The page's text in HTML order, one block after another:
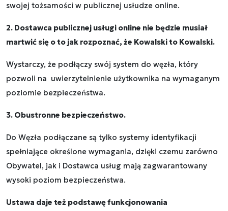
swojej tożsamości w publicznej usłudze online.
2. Dostawca publicznej usługi online nie będzie musiał
martwić się o to jak rozpoznać, że Kowalski to Kowalski.
Wystarczy, że podłączy swój system do węzła, który
pozwoli na uwierzytelnienie użytkownika na wymaganym
poziomie bezpieczeństwa.
3. Obustronne bezpieczeństwo.
Do Węzła podłączane są tylko systemy identyfikacji
spełniające określone wymagania, dzięki czemu zarówno
Obywatel, jak i Dostawca usług mają zagwarantowany
wysoki poziom bezpieczeństwa.
Ustawa daje też podstawę funkcjonowania